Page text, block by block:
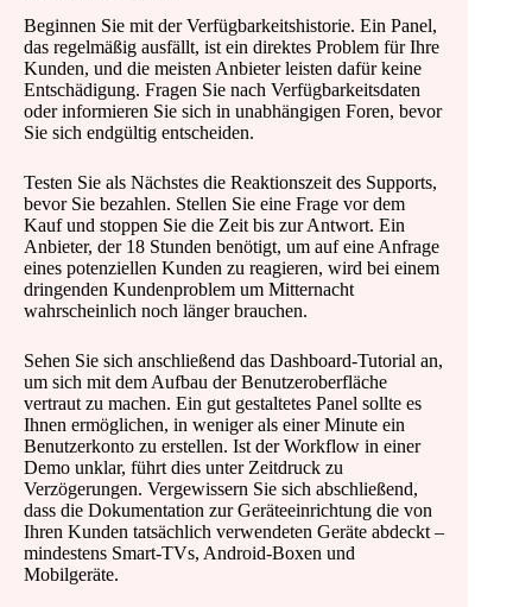
Beginnen Sie mit der Verfügbarkeitshistorie. Ein Panel,
das regelmäßig ausfällt, ist ein direktes Problem für Ihre
Kunden, und die meisten Anbieter leisten dafür keine
Entschädigung. Fragen Sie nach Verfügbarkeitsdaten
oder informieren Sie sich in unabhängigen Foren, bevor
Sie sich endgültig entscheiden.
Testen Sie als Nächstes die Reaktionszeit des Supports,
bevor Sie bezahlen. Stellen Sie eine Frage vor dem
Kauf und stoppen Sie die Zeit bis zur Antwort. Ein
Anbieter, der 18 Stunden benötigt, um auf eine Anfrage
eines potenziellen Kunden zu reagieren, wird bei einem
dringenden Kundenproblem um Mitternacht
wahrscheinlich noch länger brauchen.
Sehen Sie sich anschließend das Dashboard-Tutorial an,
um sich mit dem Aufbau der Benutzeroberfläche
vertraut zu machen. Ein gut gestaltetes Panel sollte es
Ihnen ermöglichen, in weniger als einer Minute ein
Benutzerkonto zu erstellen. Ist der Workflow in einer
Demo unklar, führt dies unter Zeitdruck zu
Verzögerungen. Vergewissern Sie sich abschließend,
dass die Dokumentation zur Geräteeinrichtung die von
Ihren Kunden tatsächlich verwendeten Geräte abdeckt –
mindestens Smart-TVs, Android-Boxen und
Mobilgeräte.